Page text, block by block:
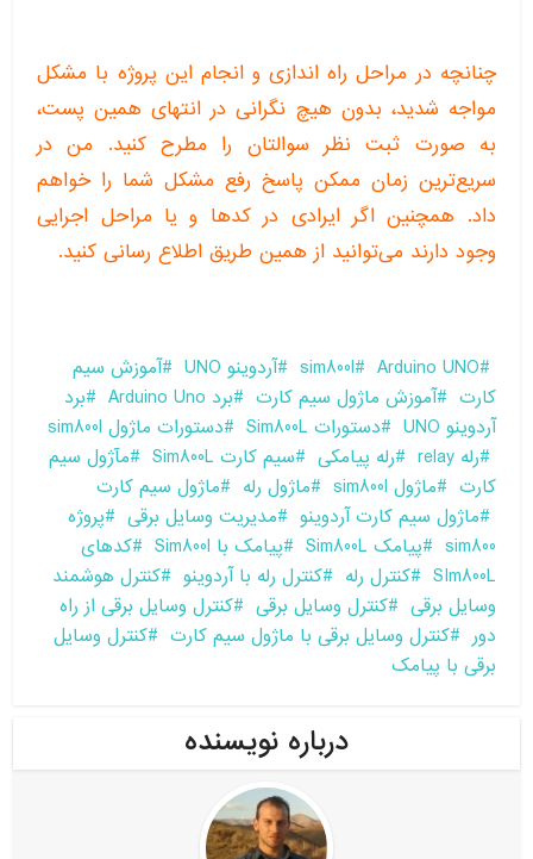
چنانچه در مراحل راه اندازی و انجام این پروژه با مشکل
مواجه شدید، بدون هیچ نگرانی در انتهای همین پست،
به صورت ثبت نظر سوالتان را مطرح کنید. من در
سریع‌ترین زمان ممکن پاسخ رفع مشکل شما را خواهم
داد. همچنین اگر ایرادی در کدها و یا مراحل اجرایی
وجود دارند می‌توانید از همین طریق اطلاع رسانی کنید.
Arduino UNO
sim800l آردوینو UNO
آموزش سیم
کارت
آموزش ماژول سیم کارت برد Arduino Uno
برد
آردوینو UNO
دستورات Sim800L
دستورات ماژول sim800l
رله relay
رله پیامکی سیم کارت Sim800L
مآژول سیم
کارت
ماژول sim800l ماژول رله
ماژول سیم کارت
ماژول سیم کارت آردوینو
مدیریت وسایل برقی
پروژه
sim800
پیامک Sim800L پیامک با Sim800l
کدهای
SIm800L
کنترل رله کنترل رله با آردوینو
کنترل هوشمند
وسایل برقی
کنترل وسایل برقی
کنترل وسایل برقی از راه
دور
کنترل وسایل برقی با ماژول سیم کارت
کنترل وسایل
برقی با پیامک
درباره نویسنده